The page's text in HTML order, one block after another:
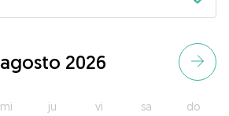
agosto 2026
mi ju vi sa do